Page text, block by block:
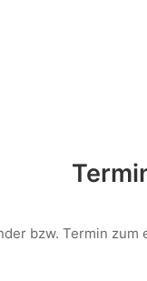
bzw. Termin